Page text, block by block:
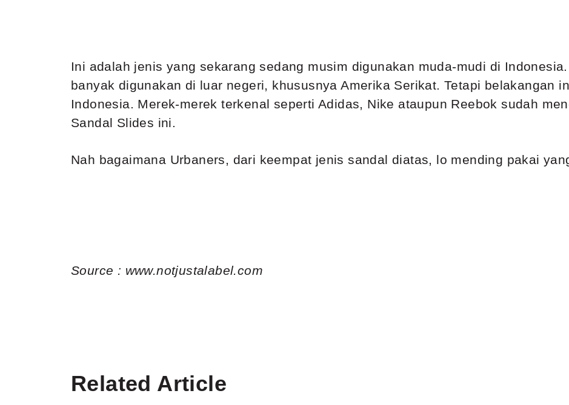
Ini adalah jenis yang sekarang sedang musim digunakan muda-mudi di
banyak digunakan di luar negeri, khususnya Amerika Serikat. Tetapi belakangan
Indonesia. Merek-merek terkenal seperti Adidas, Nike ataupun Reebok sudah
Sandal Slides ini.
Nah bagaimana Urbaners, dari keempat jenis sandal diatas, lo mending pakai
Source : www.notjustalabel.com
Related Article